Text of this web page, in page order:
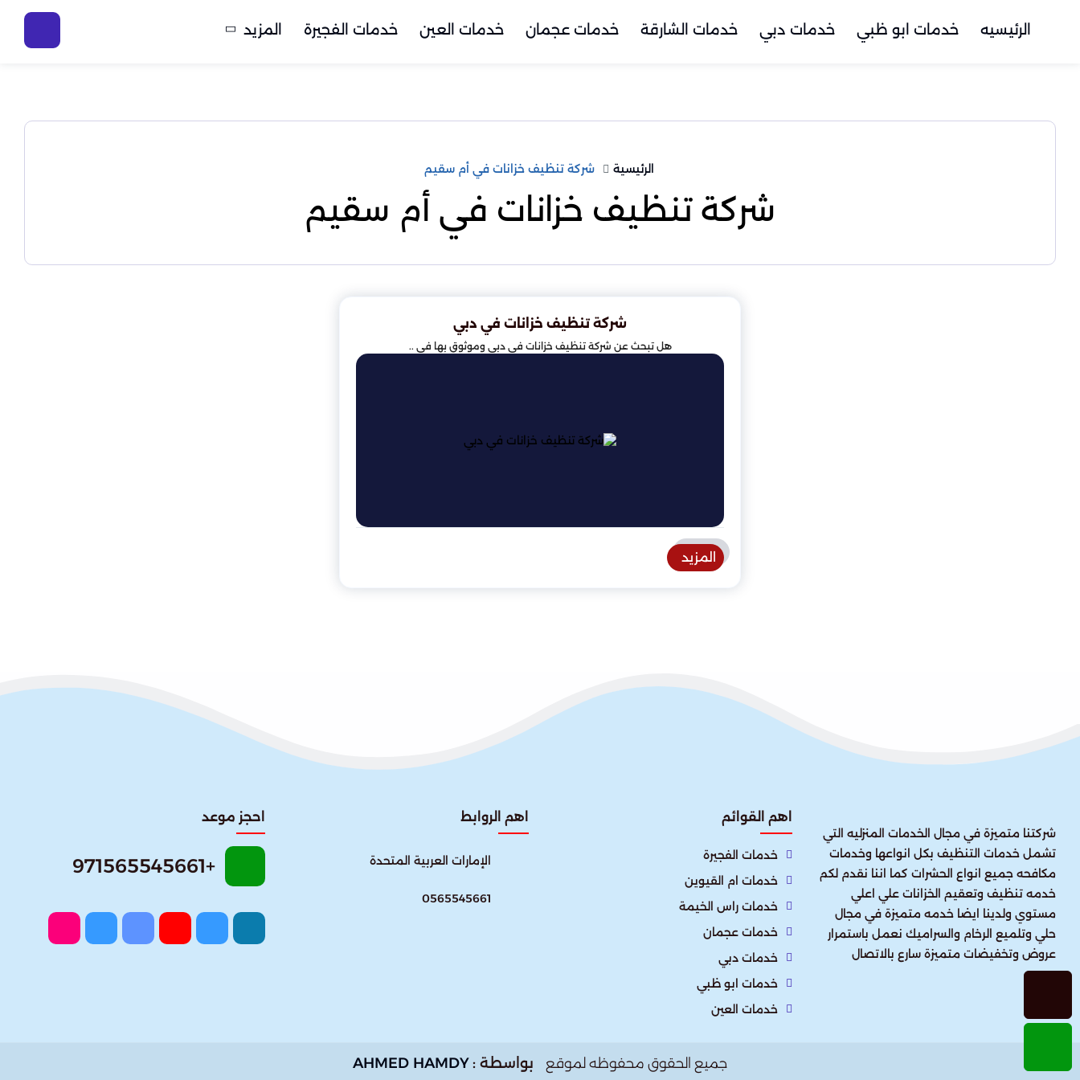
الرئيسيه خدمات ابو ظبي خدمات دبي خدمات الشارقة خدمات عجمان خدمات العين خدمات الفجيرة المزيد
الرئيسية شركة تنظيف خزانات في أم سقيم
شركة تنظيف خزانات في أم سقيم
شركة تنظيف خزانات في دبي
هل تبحث عن شركة تنظيف خزانات في دبي وموثوق بها في ..
المزيد
شركتنا متميزة في مجال الخدمات المنزليه التي
تشمل خدمات التنظيف بكل انواعها وخدمات
مكافحه جميع انواع الحشرات كما اننا نقدم لكم
خدمه تنظيف وتعقيم الخزانات علي اعلي
مستوي ولدينا ايضا خدمه متميزة في مجال
حلي وتلميع الرخام والسراميك نعمل باستمرار
عروض وتخفيضات متميزة سارع بالاتصال
اهم القوائم
خدمات الفجيرة
خدمات ام القيوين
خدمات راس الخيمة
خدمات عجمان
خدمات دبي
خدمات ابو ظبي
خدمات العين
اهم الروابط
الإمارات العربية المتحدة​
0565545661
احجز موعد
+971565545661
جميع الحقوق محفوظه لموقع بواسطة :AHMED HAMDY